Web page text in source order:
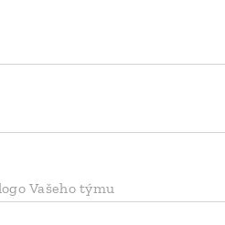
Vašeho týmu